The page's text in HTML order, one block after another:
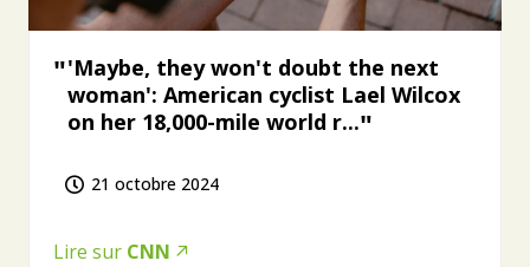
'Maybe, they won't doubt the next
woman': American cyclist Lael Wilcox
on her 18,000-mile world r...
21 octobre 2024
Lire sur CNN